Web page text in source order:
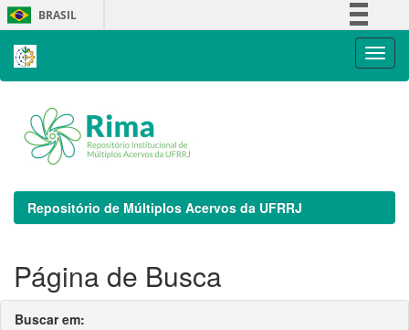
Skip
navigation
BRASIL
Repositório de Múltiplos Acervos da UFRRJ
Página de Busca
Buscar em: